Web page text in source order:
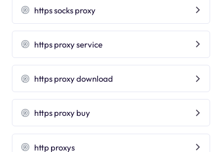
https socks proxy
https proxy service
https proxy download
https proxy buy
http proxys